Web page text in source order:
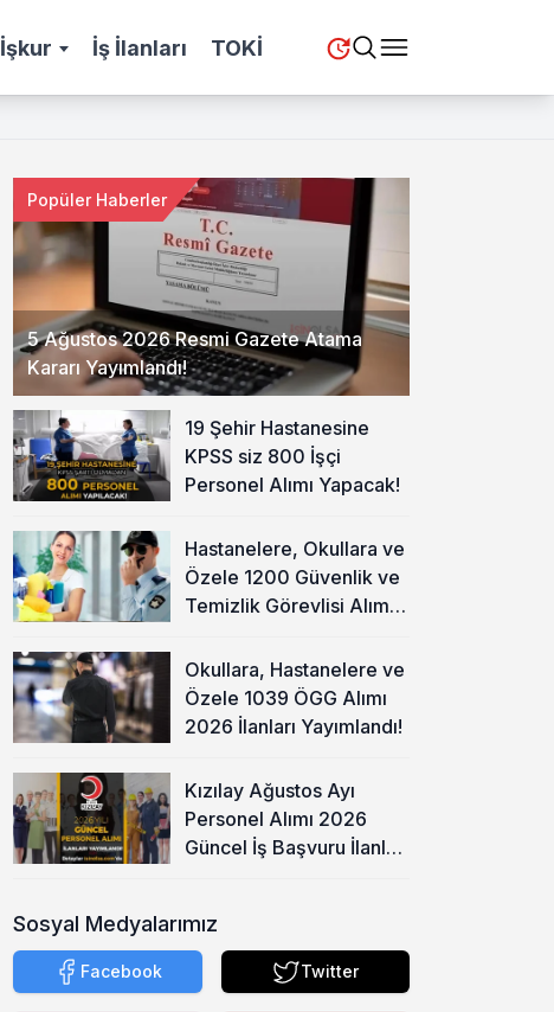
İşkur İş İlanları TOKİ
5 Ağustos 2026 Resmi Gazete Atama
Kararı Yayımlandı!
Popüler Haberler
19 Şehir Hastanesine
KPSS siz 800 İşçi
Personel Alımı Yapacak!
Hastanelere, Okullara ve
Özele 1200 Güvenlik ve
Temizlik Görevlisi Alımı
Okullara, Hastanelere ve
Özele 1039 ÖGG Alımı
2026 İlanları Yayımlandı!
Kızılay Ağustos Ayı
Personel Alımı 2026
Güncel İş Başvuru İlanları
Sosyal Medyalarımız
Facebook Twitter